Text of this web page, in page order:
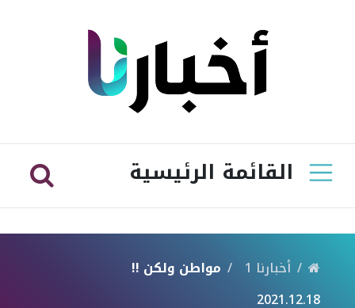
القائمة الرئيسية
أخبارنا 1
مواطن ولكن !!
2021.12.18